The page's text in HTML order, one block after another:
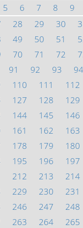
5 6 7 8 9
28 29 30
49 50 51
70 71 72
91 92 93 94
110 111 112
127 128 129
144 145 146
161 162 163
178 179 180
195 196 197
212 213 214
229 230 231
246 247 248
263 264 265